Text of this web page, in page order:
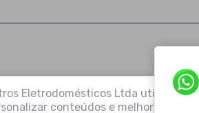
Eletrodomésticos Ltda utiliza
conteúdos e melhorar a